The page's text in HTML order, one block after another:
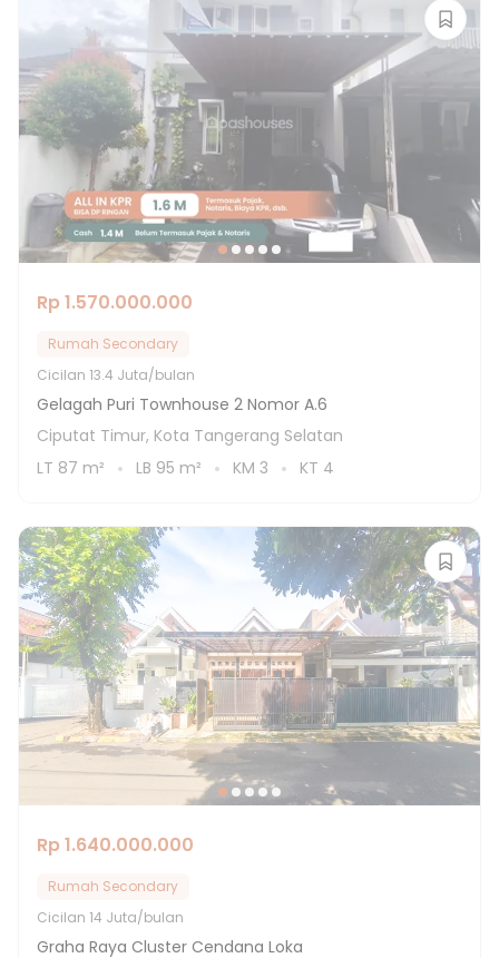
Rp 1.570.000.000
Rumah Secondary
Cicilan 13.4 Juta/bulan
Gelagah Puri Townhouse 2 Nomor A.6
Ciputat Timur, Kota Tangerang Selatan
LT 87 m² LB 95 m² KM 3 KT 4
Rp 1.640.000.000
Rumah Secondary
Cicilan 14 Juta/bulan
Graha Raya Cluster Cendana Loka